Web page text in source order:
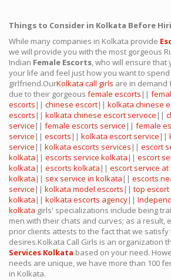
Things to Consider in Kolkata Before
While many companies in Kolkata provide
we will provide you with the most gorgeous
Indian Female Escorts, who will ensure that
your life and feel just how you want to
girlfriend.OurKolkata call girls are in demand
due to their gorgeous female escorts ||
escorts || chinese escort|| kolkata chinese
escorts || kolkata chinese escort servoce ||
service || female escorts service || female
service || escorts || kolkata escort service ||
service || kolkata escorts services || escort
kolkata || escorts service kolkata || escort
kolkata || escorts kolkata || escort service at
kolkata || sex service in kolkata || escorts
service || kolkata model escorts || top escort
kolkata || kolkata escorts agency||
kolkata girls' specializations include being
men with their chats and curves; as a result,
prior clients attests to the fact that we
desires.Kolkata Call Girls is an organization
Services Kolkata based on your need.
needs are unique, we have more than 100
in Kolkata.